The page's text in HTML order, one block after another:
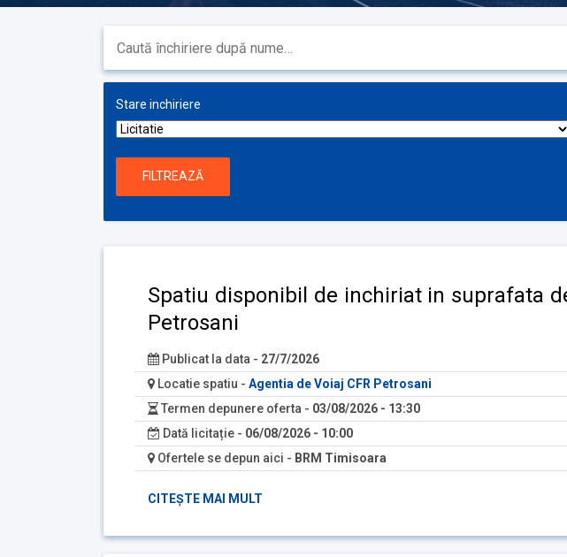
Stare inchiriere
FILTREAZĂ
Spatiu disponibil de inchiriat in suprafata
Petrosani
Publicat la data - 27/7/2026
Locatie spatiu - Agentia de Voiaj CFR Petrosani
Termen depunere oferta - 03/08/2026 - 13:30
Dată licitație - 06/08/2026 - 10:00
Ofertele se depun aici - BRM Timisoara
CITEȘTE MAI MULT